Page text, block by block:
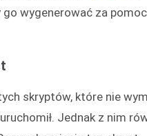
wygenerować za
skryptów, które nie
Jednak z nim